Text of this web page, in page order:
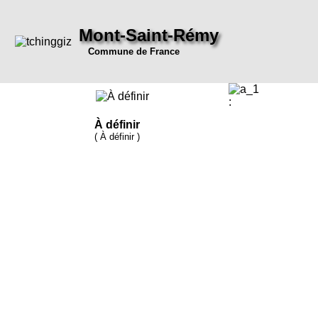
Mont-Saint-Rémy
Commune de France
À définir
( À définir )
: